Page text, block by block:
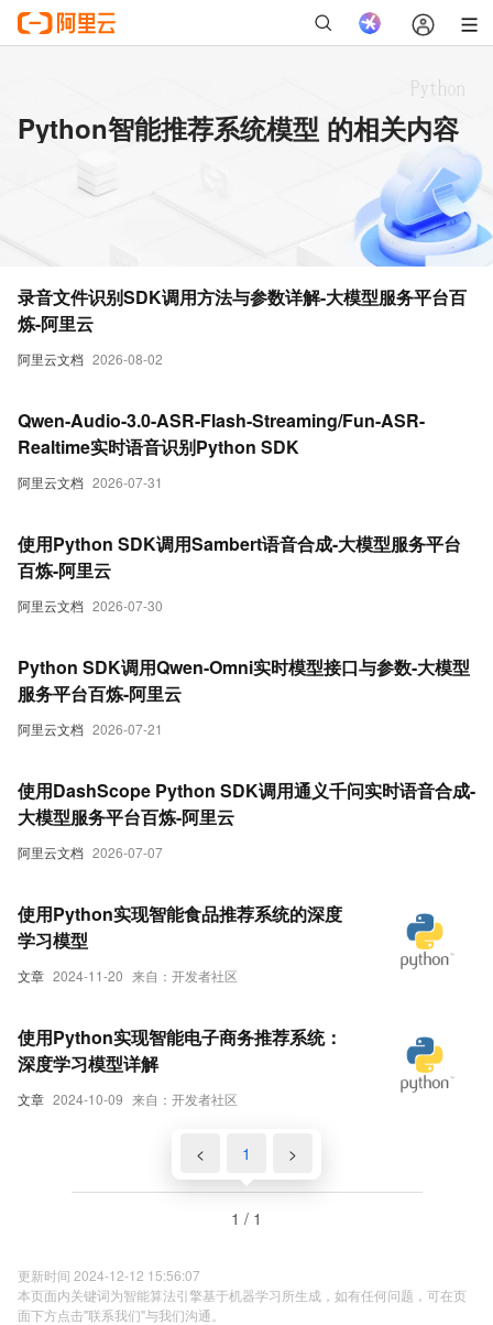
Python智能推荐系统模型 的相关内容
阿里云文档 2026-08-02
录音文件识别SDK调用方法与参数详解-大模型服务平台百
炼-阿里云
阿里云文档 2026-07-31
Qwen-Audio-3.0-ASR-Flash-Streaming/Fun-ASR-
Realtime实时语音识别Python SDK
阿里云文档 2026-07-30
使用Python SDK调用Sambert语音合成-大模型服务平台
百炼-阿里云
阿里云文档 2026-07-21
Python SDK调用Qwen-Omni实时模型接口与参数-大模型
服务平台百炼-阿里云
阿里云文档 2026-07-07
使用DashScope Python SDK调用通义千问实时语音合成-
大模型服务平台百炼-阿里云
文章 2024-11-20 来自：开发者社区
使用Python实现智能食品推荐系统的深度
学习模型
文章 2024-10-09 来自：开发者社区
使用Python实现智能电子商务推荐系统：
深度学习模型详解
< 1 >
1 / 1
更新时间 2024-12-12 15:56:07
本页面内关键词为智能算法引擎基于机器学习所生成，如有任何问题，可在页
面下方点击"联系我们"与我们沟通。